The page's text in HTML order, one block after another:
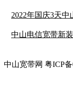
2022年国庆3天
中山电信宽带新
中山宽带网 粤ICP备